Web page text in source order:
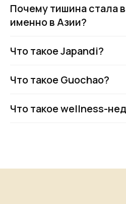
Почему тишина стала
именно в Азии?
Что такое Japandi?
Что такое Guochao?
Что такое wellness-